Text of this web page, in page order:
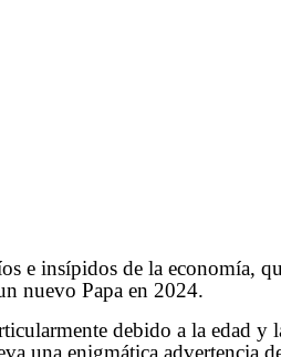
e insípidos de la economía,
nuevo Papa en 2024.
debido a la edad
una enigmática advertencia